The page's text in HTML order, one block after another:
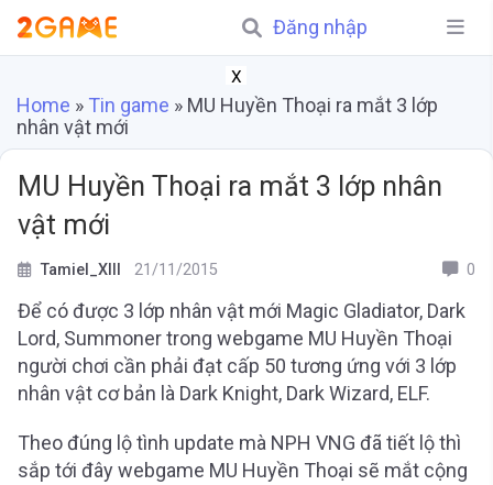
Đăng nhập
X
Home » Tin game » MU Huyền Thoại ra mắt 3 lớp
nhân vật mới
MU Huyền Thoại ra mắt 3 lớp nhân
vật mới
Tamiel_XIII 21/11/2015 0
Để có được 3 lớp nhân vật mới Magic Gladiator, Dark
Lord, Summoner trong webgame MU Huyền Thoại
người chơi cần phải đạt cấp 50 tương ứng với 3 lớp
nhân vật cơ bản là Dark Knight, Dark Wizard, ELF.
Theo đúng lộ tình update mà NPH VNG đã tiết lộ thì
sắp tới đây webgame MU Huyền Thoại sẽ mắt cộng